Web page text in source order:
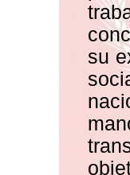
su